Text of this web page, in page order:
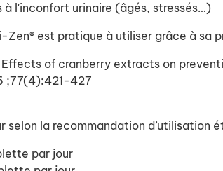
à l'inconfort urinaire (âgés, stressés…)
Zen® est pratique à utiliser grâce à
of cranberry extracts on
;77(4):421-427
selon la recommandation d’utilisation
par jour